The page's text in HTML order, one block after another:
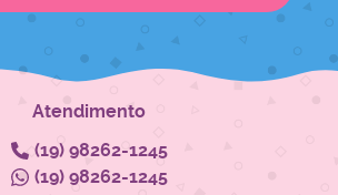
Atendimento
(19)98262-1245
(19)98262-1245